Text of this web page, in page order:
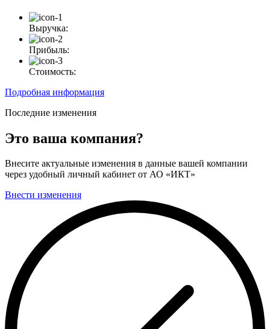
Выручка:
Прибыль:
Стоимость:
Подробная информация
Последние изменения
Это ваша компания?
Внесите актуальные изменения в данные вашей компании
через удобный личный кабинет от АО «ИКТ»
Внести изменения